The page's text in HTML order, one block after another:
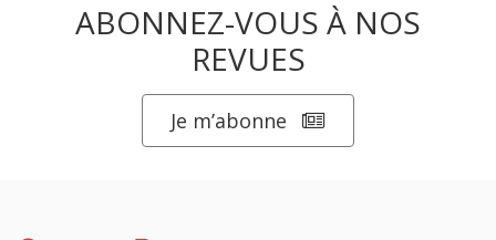
ABONNEZ-VOUS À NOS
REVUES
Je m’abonne